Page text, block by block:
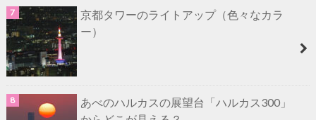
京都タワーのライトアップ（色々なカラ
ー）
あべのハルカスの展望台「ハルカス300」